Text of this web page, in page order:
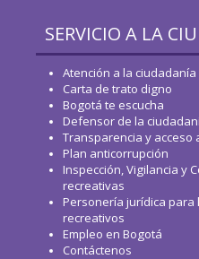
SERVICIO A LA
Atención a la ciudadanía
Carta de trato digno
Bogotá te escucha
Defensor de la
Transparencia y acceso
Plan anticorrupción
Inspección, Vigilancia y
recreativas
Personería jurídica
recreativos
Empleo en Bogotá
Contáctenos